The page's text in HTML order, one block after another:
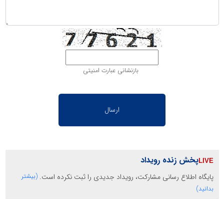
بازنشانی عبارت امنیتی
پخش زنده رویداد
پایگاه اطلاع رسانی مشارکت، رویداد جدیدی را ثبت نکرده است. (بیشتر
بدانید)